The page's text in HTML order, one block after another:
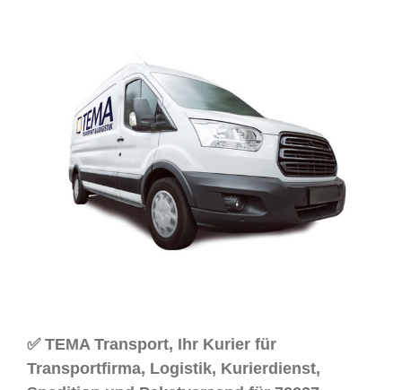
✅ TEMA Transport, Ihr Kurier für
Transportfirma, Logistik, Kurierdienst,